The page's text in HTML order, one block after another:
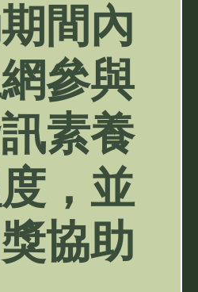
間內
參與
素養
，並
協助